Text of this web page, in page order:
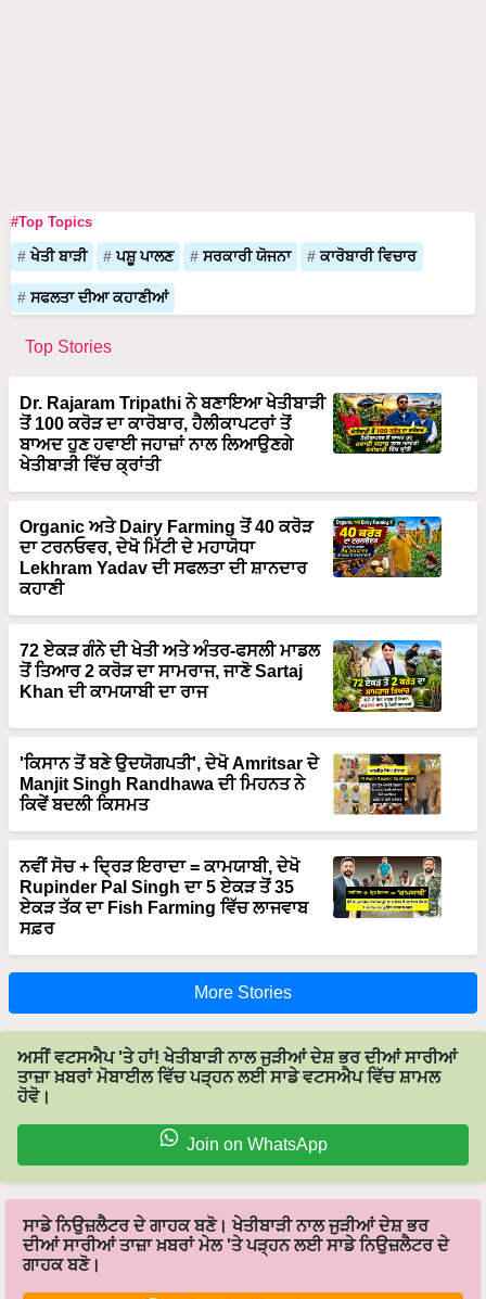
#Top Topics
ਖੇਤੀ ਬਾੜੀ ਪਸ਼ੂ ਪਾਲਣ ਸਰਕਾਰੀ ਯੋਜਨਾ ਕਾਰੋਬਾਰੀ ਵਿਚਾਰ
ਸਫਲਤਾ ਦੀਆ ਕਹਾਣੀਆਂ
Top Stories
Dr. Rajaram Tripathi ਨੇ ਬਣਾਇਆ ਖੇਤੀਬਾੜੀ
ਤੋਂ 100 ਕਰੋੜ ਦਾ ਕਾਰੋਬਾਰ, ਹੈਲੀਕਾਪਟਰਾਂ ਤੋਂ
ਬਾਅਦ ਹੁਣ ਹਵਾਈ ਜਹਾਜ਼ਾਂ ਨਾਲ ਲਿਆਉਣਗੇ
ਖੇਤੀਬਾੜੀ ਵਿੱਚ ਕ੍ਰਾਂਤੀ
Organic ਅਤੇ Dairy Farming ਤੋਂ 40 ਕਰੋੜ
ਦਾ ਟਰਨਓਵਰ, ਦੇਖੋ ਮਿੱਟੀ ਦੇ ਮਹਾਯੋਧਾ
Lekhram Yadav ਦੀ ਸਫਲਤਾ ਦੀ ਸ਼ਾਨਦਾਰ
ਕਹਾਣੀ
72 ਏਕੜ ਗੰਨੇ ਦੀ ਖੇਤੀ ਅਤੇ ਅੰਤਰ-ਫਸਲੀ ਮਾਡਲ
ਤੋਂ ਤਿਆਰ 2 ਕਰੋੜ ਦਾ ਸਾਮਰਾਜ, ਜਾਣੋ Sartaj
Khan ਦੀ ਕਾਮਯਾਬੀ ਦਾ ਰਾਜ
'ਕਿਸਾਨ ਤੋਂ ਬਣੇ ਉਦਯੋਗਪਤੀ', ਦੇਖੋ Amritsar ਦੇ
Manjit Singh Randhawa ਦੀ ਮਿਹਨਤ ਨੇ
ਕਿਵੇਂ ਬਦਲੀ ਕਿਸਮਤ
ਨਵੀਂ ਸੋਚ + ਦ੍ਰਿੜ ਇਰਾਦਾ = ਕਾਮਯਾਬੀ, ਦੇਖੋ
Rupinder Pal Singh ਦਾ 5 ਏਕੜ ਤੋਂ 35
ਏਕੜ ਤੱਕ ਦਾ Fish Farming ਵਿੱਚ ਲਾਜਵਾਬ
ਸਫ਼ਰ
More Stories
ਅਸੀਂ ਵਟਸਐਪ 'ਤੇ ਹਾਂ! ਖੇਤੀਬਾੜੀ ਨਾਲ ਜੁੜੀਆਂ ਦੇਸ਼ ਭਰ ਦੀਆਂ ਸਾਰੀਆਂ
ਤਾਜ਼ਾ ਖ਼ਬਰਾਂ ਮੋਬਾਈਲ ਵਿੱਚ ਪੜ੍ਹਨ ਲਈ ਸਾਡੇ ਵਟਸਐਪ ਵਿੱਚ ਸ਼ਾਮਲ
ਹੋਵੋ।
Join on WhatsApp
ਸਾਡੇ ਨਿਉਜ਼ਲੈਟਰ ਦੇ ਗਾਹਕ ਬਣੋ। ਖੇਤੀਬਾੜੀ ਨਾਲ ਜੁੜੀਆਂ ਦੇਸ਼ ਭਰ
ਦੀਆਂ ਸਾਰੀਆਂ ਤਾਜ਼ਾ ਖ਼ਬਰਾਂ ਮੇਲ 'ਤੇ ਪੜ੍ਹਨ ਲਈ ਸਾਡੇ ਨਿਉਜ਼ਲੈਟਰ ਦੇ
ਗਾਹਕ ਬਣੋ।